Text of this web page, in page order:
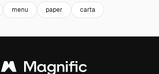
menu paper carta